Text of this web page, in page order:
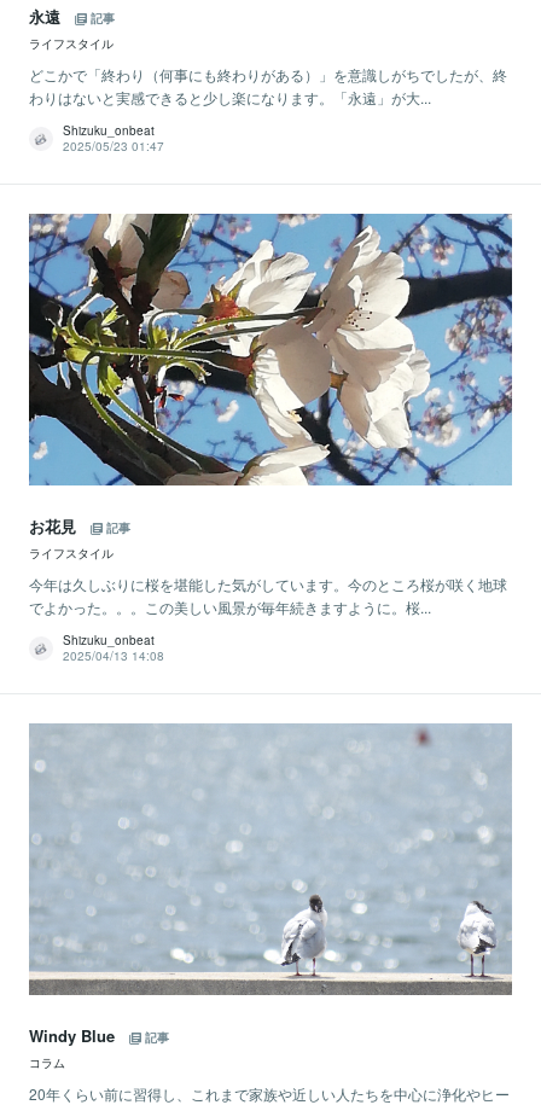
永遠
記事
ライフスタイル
どこかで「終わり（何事にも終わりがある）」を意識しがちでしたが、終
わりはないと実感できると少し楽になります。「永遠」が大...
Shizuku_onbeat
2025/05/23 01:47
お花見
記事
ライフスタイル
今年は久しぶりに桜を堪能した気がしています。今のところ桜が咲く地球
でよかった。。。この美しい風景が毎年続きますように。桜...
Shizuku_onbeat
2025/04/13 14:08
Windy Blue
記事
コラム
20年くらい前に習得し、これまで家族や近しい人たちを中心に浄化やヒー